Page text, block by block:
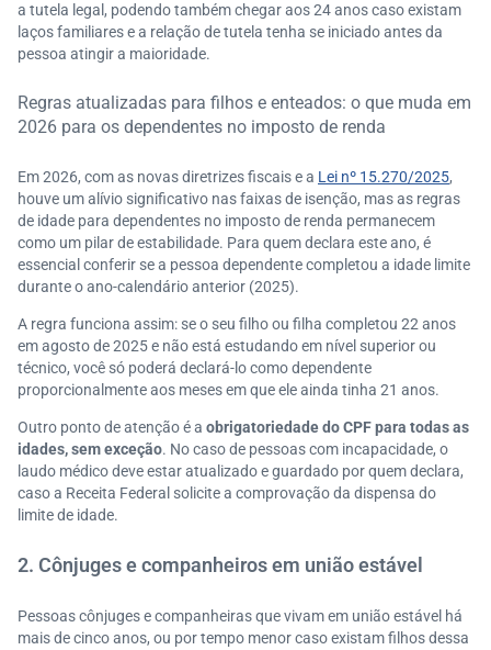
a tutela legal, podendo também chegar aos 24 anos caso existam
laços familiares e a relação de tutela tenha se iniciado antes da
pessoa atingir a maioridade.
Regras atualizadas para filhos e enteados: o que muda em
2026 para os dependentes no imposto de renda
Em 2026, com as novas diretrizes fiscais e a Lei nº 15.270/2025,
houve um alívio significativo nas faixas de isenção, mas as regras
de idade para dependentes no imposto de renda permanecem
como um pilar de estabilidade. Para quem declara este ano, é
essencial conferir se a pessoa dependente completou a idade limite
durante o ano-calendário anterior (2025).
A regra funciona assim: se o seu filho ou filha completou 22 anos
em agosto de 2025 e não está estudando em nível superior ou
técnico, você só poderá declará-lo como dependente
proporcionalmente aos meses em que ele ainda tinha 21 anos.
Outro ponto de atenção é a obrigatoriedade do CPF para todas as
idades, sem exceção. No caso de pessoas com incapacidade, o
laudo médico deve estar atualizado e guardado por quem declara,
caso a Receita Federal solicite a comprovação da dispensa do
limite de idade.
2. Cônjuges e companheiros em união estável
Pessoas cônjuges e companheiras que vivam em união estável há
mais de cinco anos, ou por tempo menor caso existam filhos dessa